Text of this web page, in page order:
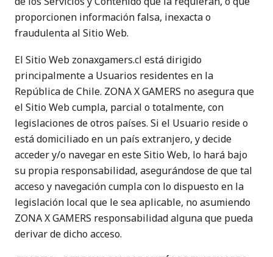
proporcionen información falsa, inexacta o
fraudulenta al Sitio Web.
El Sitio Web zonaxgamers.cl está dirigido
principalmente a Usuarios residentes en la
República de Chile. ZONA X GAMERS no asegura que
el Sitio Web cumpla, parcial o totalmente, con
legislaciones de otros países. Si el Usuario reside o
está domiciliado en un país extranjero, y decide
acceder y/o navegar en este Sitio Web, lo hará bajo
su propia responsabilidad, asegurándose de que tal
acceso y navegación cumpla con lo dispuesto en la
legislación local que le sea aplicable, no asumiendo
ZONA X GAMERS responsabilidad alguna que pueda
derivar de dicho acceso.